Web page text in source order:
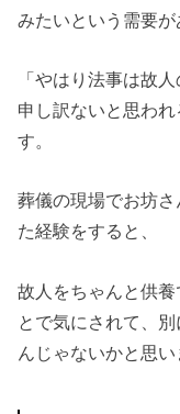
みたいという需要が
「やはり法事は故
申し訳ないと思わ
す。
葬儀の現場でお坊
た経験をすると、
故人をちゃんと供
とで気にされて、
んじゃないかと思い